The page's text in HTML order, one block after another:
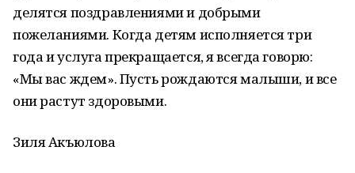
делятся поздравлениями и добрыми
пожеланиями. Когда детям исполняется три
года и услуга прекращается, я всегда говорю:
«Мы вас ждем». Пусть рождаются малыши, и все
они растут здоровыми.
Зиля Акъюлова